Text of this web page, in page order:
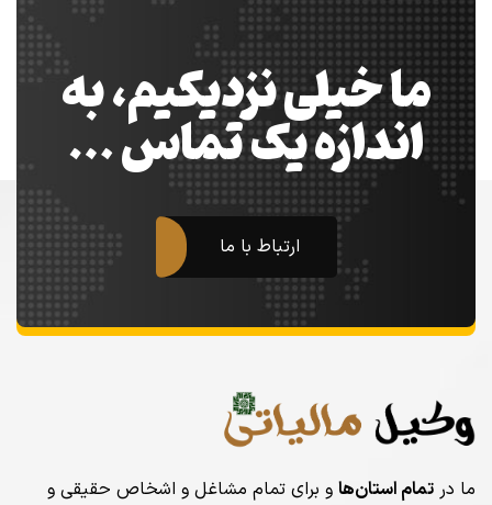
ما خیلی نزدیکیم، به
اندازه یک تماس …
ارتباط با ما
ما در تمام استان‌ها و برای تمام مشاغل و اشخاص حقیقی و